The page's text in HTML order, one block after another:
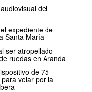
del
expediente de
Santa María
ser atropellado
ruedas en Aranda
de 75
velar por la